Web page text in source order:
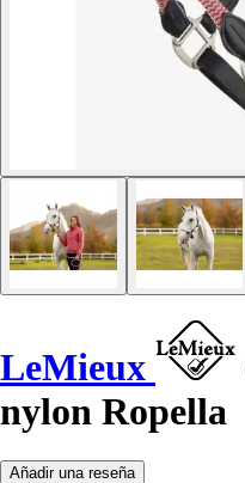
LeMieux
nylon Ropella
Añadir una reseña